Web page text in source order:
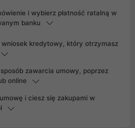
i wybierz płatność ratalną w
banku
wniosek kredytowy, który otrzymasz
zawarcia umowy, poprzez
online
i ciesz się zakupami w